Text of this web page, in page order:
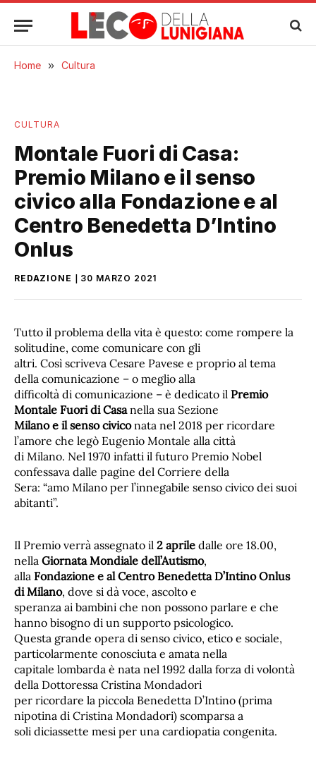
Home » Cultura
CULTURA
Montale Fuori di Casa:
Premio Milano e il senso
civico alla Fondazione e al
Centro Benedetta D’Intino
Onlus
REDAZIONE 30 MARZO 2021
Tutto il problema della vita è questo: come rompere la
solitudine, come comunicare con gli
altri. Così scriveva Cesare Pavese e proprio al tema
della comunicazione – o meglio alla
difficoltà di comunicazione – è dedicato il Premio
Montale Fuori di Casanella sua Sezione
Milano e il senso civiconata nel 2018 per ricordare
l’amore che legò Eugenio Montale alla città
di Milano. Nel 1970 infatti il futuro Premio Nobel
confessava dalle pagine del Corriere della
Sera: “amo Milano per l’innegabile senso civico dei suoi
abitanti”.
Il Premio verrà assegnato il 2 aprile dalle ore 18.00,
nella Giornata Mondiale dell’Autismo,
alla Fondazione e al Centro Benedetta D’Intino Onlus
di Milano, dove si dà voce, ascolto e
speranza ai bambini che non possono parlare e che
hanno bisogno di un supporto psicologico.
Questa grande opera di senso civico, etico e sociale,
particolarmente conosciuta e amata nella
capitale lombarda è nata nel 1992 dalla forza di volontà
della Dottoressa Cristina Mondadori
per ricordare la piccola Benedetta D’Intino (prima
nipotina di Cristina Mondadori) scomparsa a
soli diciassette mesi per una cardiopatia congenita.